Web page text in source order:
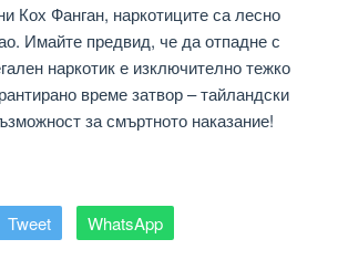
Кох Фанган, наркотиците са лесно
Имайте предвид, че да отпадне с
наркотик е изключително тежко
време затвор – тайландски
за смъртното наказание!
Tweet WhatsApp